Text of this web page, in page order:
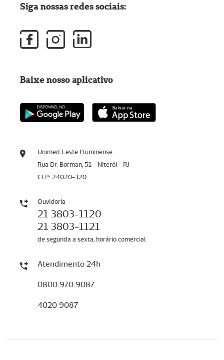
Unimed Leste Fluminense
Rua Dr. Borman, 51 - Niterói - RJ
CEP: 24020-320
Ouvidoria
21 3803-1120
21 3803-1121
de segunda a sexta, horário comercial
Atendimento 24h
0800 970 9087
4020 9087
Siga nossas redes sociais:
Baixe nosso aplicativo